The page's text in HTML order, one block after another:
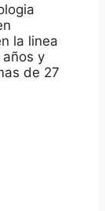
la linea
y
de 27